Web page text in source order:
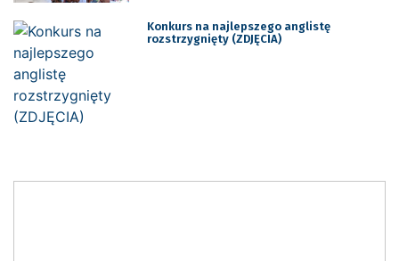
Konkurs na najlepszego anglistę
rozstrzygnięty (ZDJĘCIA)